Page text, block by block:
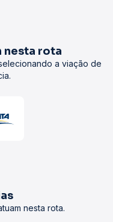
nesta rota
a viação de
nesta rota.